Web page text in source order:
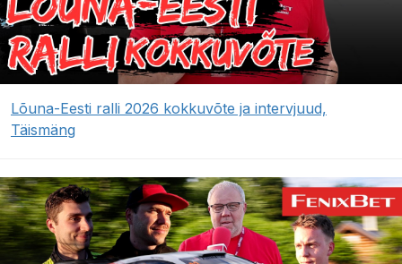
Lõuna-Eesti ralli 2026 kokkuvõte ja intervjuud,
Täismäng